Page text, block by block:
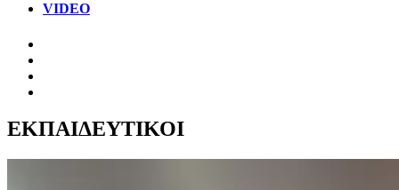
VIDEO
ΕΚΠΑΙΔΕΥΤΙΚΟΙ